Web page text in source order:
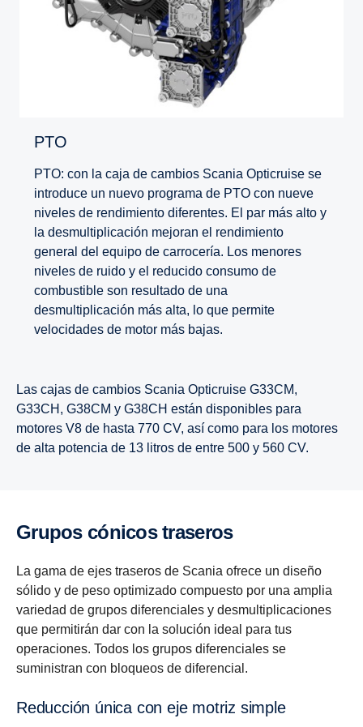
PTO
PTO: con la caja de cambios Scania Opticruise se
introduce un nuevo programa de PTO con nueve
niveles de rendimiento diferentes. El par más alto y
la desmultiplicación mejoran el rendimiento
general del equipo de carrocería. Los menores
niveles de ruido y el reducido consumo de
combustible son resultado de una
desmultiplicación más alta, lo que permite
velocidades de motor más bajas.
Las cajas de cambios Scania Opticruise G33CM,
G33CH, G38CM y G38CH están disponibles para
motores V8 de hasta 770 CV, así como para los motores
de alta potencia de 13 litros de entre 500 y 560 CV.
Grupos cónicos traseros
La gama de ejes traseros de Scania ofrece un diseño
sólido y de peso optimizado compuesto por una amplia
variedad de grupos diferenciales y desmultiplicaciones
que permitirán dar con la solución ideal para tus
operaciones. Todos los grupos diferenciales se
suministran con bloqueos de diferencial.
Reducción única con eje motriz simple